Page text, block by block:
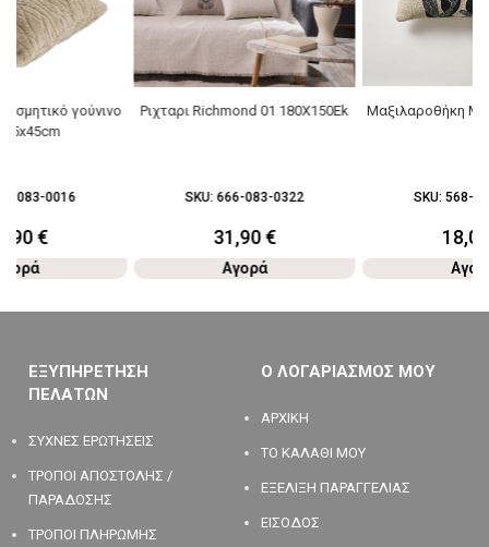
γούνινο
45x45cm
083-0016
€
Ριχταρι Richmond 01 180X150Ek
SKU:666-083-0322
31,90€
Αγορά
Μαξιλαροθήκη
SKU: 568-
ΕΞΥΠΗΡΕΤΗΣΗ
ΠΕΛΑΤΩΝ
ΣΥΧΝΕΣ ΕΡΩΤΗΣΕΙΣ
ΤΡΟΠΟΙ ΑΠΟΣΤΟΛΗΣ /
ΠΑΡΑΔΟΣΗΣ
ΤΡΟΠΟΙ ΠΛΗΡΩΜΗΣ
Ο ΛΟΓΑΡΙΑΣΜΟΣ ΜΟΥ
ΑΡΧΙΚΗ
ΤΟ ΚΑΛΑΘΙ ΜΟΥ
ΕΞΕΛΙΞΗ ΠΑΡΑΓΓΕΛΙΑΣ
ΕΙΣΟΔΟΣ